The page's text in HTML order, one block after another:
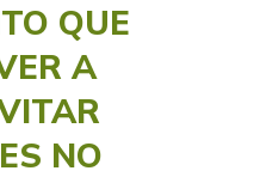
QUE
A
NO